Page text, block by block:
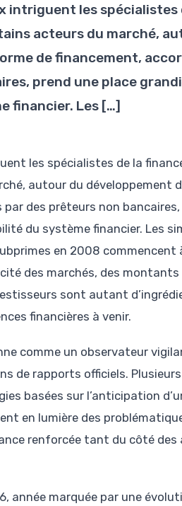
intriguent les spécialistes
acteurs du marché,
de financement,
prend une place
financier. Les […]
les spécialistes de la
autour du développement
des prêteurs non
du système financier. Les
en 2008 commencent
des marchés, des
sont autant
financières à venir.
comme un observateur
de rapports officiels.
basées sur l’anticipation
en lumière des
renforcée tant du côté des
année marquée par une